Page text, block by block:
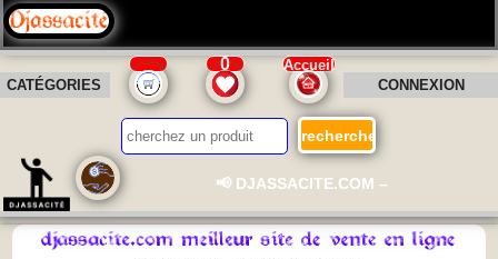
CATÉGORIES
0
Accueil
CONNEXION
📢 DJASSACITE.COM – La plateforme